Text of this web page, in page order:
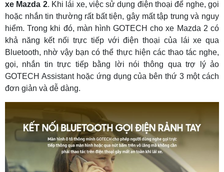
xe Mazda 2. Khi lái xe, việc sử dụng điện thoại để nghe, gọi
hoặc nhắn tin thường rất bất tiện, gây mất tập trung và nguy
hiểm. Trong khi đó, màn hình GOTECH cho xe Mazda 2 có
khả năng kết nối trực tiếp với điện thoại của lái xe qua
Bluetooth, nhờ vậy bạn có thể thực hiện các thao tác nghe,
gọi, nhắn tin trực tiếp bằng lời nói thông qua trợ lý ảo
GOTECH Assistant hoặc ứng dụng của bên thứ 3 một cách
đơn giản và dễ dàng.